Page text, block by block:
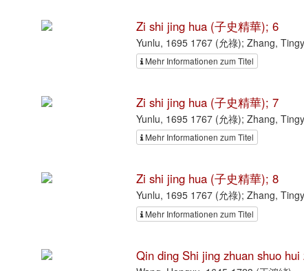
Zi shi jing hua (子史精華); 6
Yunlu, 1695 1767 (允祿); Zhang,
Mehr Informationen zum Titel
Zi shi jing hua (子史精華); 7
Yunlu, 1695 1767 (允祿); Zhang,
Mehr Informationen zum Titel
Zi shi jing hua (子史精華); 8
Yunlu, 1695 1767 (允祿); Zhang,
Mehr Informationen zum Titel
Qin ding Shi jing zhuan shuo